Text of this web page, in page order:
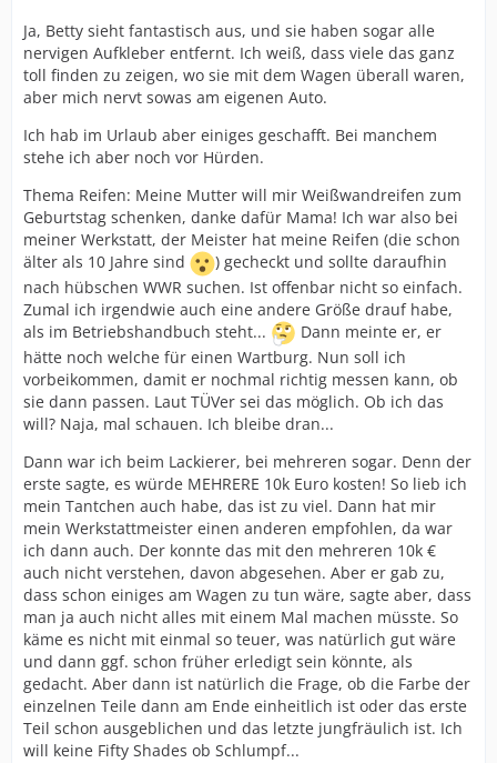
Ja, Betty sieht fantastisch aus, und sie haben sogar alle
nervigen Aufkleber entfernt. Ich weiß, dass viele das ganz
toll finden zu zeigen, wo sie mit dem Wagen überall waren,
aber mich nervt sowas am eigenen Auto.
Ich hab im Urlaub aber einiges geschafft. Bei manchem
stehe ich aber noch vor Hürden.
Thema Reifen: Meine Mutter will mir Weißwandreifen zum
Geburtstag schenken, danke dafür Mama! Ich war also bei
meiner Werkstatt, der Meister hat meine Reifen (die schon
älter als 10 Jahre sind
) gecheckt und sollte daraufhin
nach hübschen WWR suchen. Ist offenbar nicht so einfach.
Zumal ich irgendwie auch eine andere Größe drauf habe,
als im Betriebshandbuch steht...
Dann meinte er, er
hätte noch welche für einen Wartburg. Nun soll ich
vorbeikommen, damit er nochmal richtig messen kann, ob
sie dann passen. Laut TÜVer sei das möglich. Ob ich das
will? Naja, mal schauen. Ich bleibe dran...
Dann war ich beim Lackierer, bei mehreren sogar. Denn der
erste sagte, es würde MEHRERE 10k Euro kosten! So lieb ich
mein Tantchen auch habe, das ist zu viel. Dann hat mir
mein Werkstattmeister einen anderen empfohlen, da war
ich dann auch. Der konnte das mit den mehreren 10k €
auch nicht verstehen, davon abgesehen. Aber er gab zu,
dass schon einiges am Wagen zu tun wäre, sagte aber, dass
man ja auch nicht alles mit einem Mal machen müsste. So
käme es nicht mit einmal so teuer, was natürlich gut wäre
und dann ggf. schon früher erledigt sein könnte, als
gedacht. Aber dann ist natürlich die Frage, ob die Farbe der
einzelnen Teile dann am Ende einheitlich ist oder das erste
Teil schon ausgeblichen und das letzte jungfräulich ist. Ich
will keine Fifty Shades ob Schlumpf...